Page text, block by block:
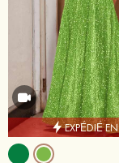
EXPÉDIÉ